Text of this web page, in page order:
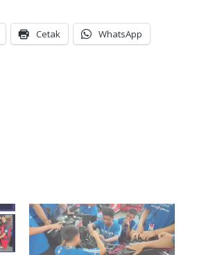
Cetak WhatsApp